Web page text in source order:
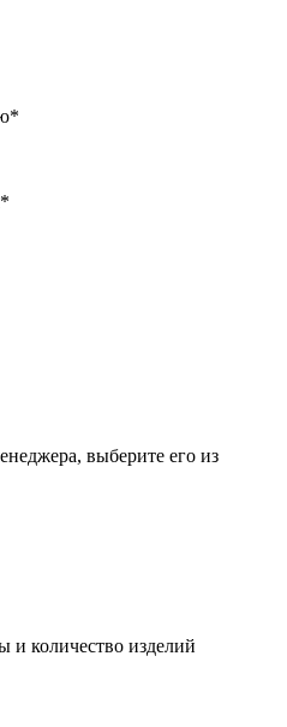
*
*
выберите его из
и количество изделий